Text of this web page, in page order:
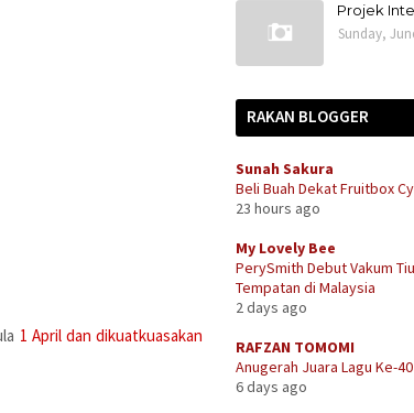
1 April dan dikuatkuasakan
Projek
Sunday,
RAKAN BLOGGER
Sunah Sakura
Beli Buah Dekat Fruitbox
23 hours ago
My Lovely Bee
PerySmith Debut Vakum
Tempatan di Malaysia
2 days ago
RAFZAN TOMOMI
Anugerah Juara Lagu Ke-
6 days ago